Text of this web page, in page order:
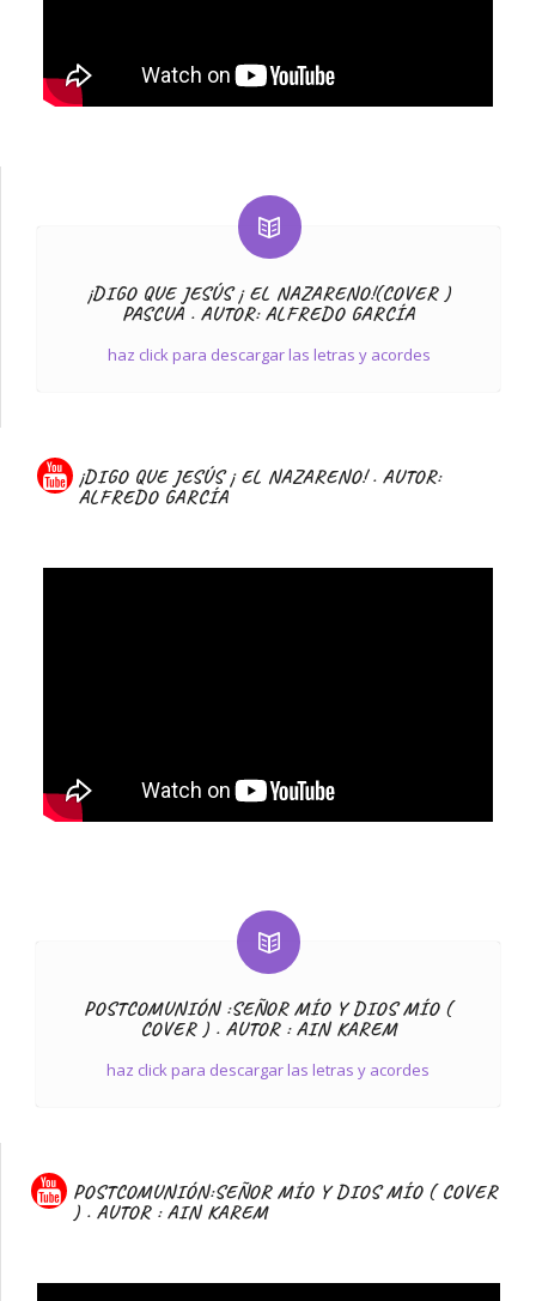
¡DIGO QUE JESÚS ¡ EL NAZARENO!(COVER )
PASCUA . AUTOR: ALFREDO GARCÍA
haz click para descargar las letras y acordes
¡DIGO QUE JESÚS ¡ EL NAZARENO! . AUTOR:
ALFREDO GARCÍA
POSTCOMUNIÓN :SEÑOR MÍO Y DIOS MÍO (
COVER ) . AUTOR : AIN KAREM
haz click para descargar las letras y acordes
POSTCOMUNIÓN:SEÑOR MÍO Y DIOS MÍO ( COVER
) . AUTOR : AIN KAREM